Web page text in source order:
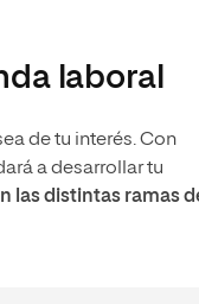
laboral
de tu interés. Con
a desarrollar tu
las distintas ramas